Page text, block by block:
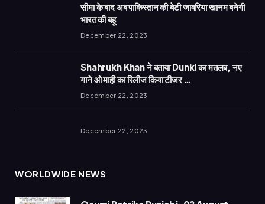
सीमा के बाद अब पाकिस्तान की बेटी जावरिया खानम बनेगी
भारत की बहू
December 22, 2023
Shahrukh Khan ने बताया Dunki का मतलब, नए
गाने ओ माही का रिलीज किया टीजर …
December 22, 2023
December 22, 2023
WORLDWIDE NEWS